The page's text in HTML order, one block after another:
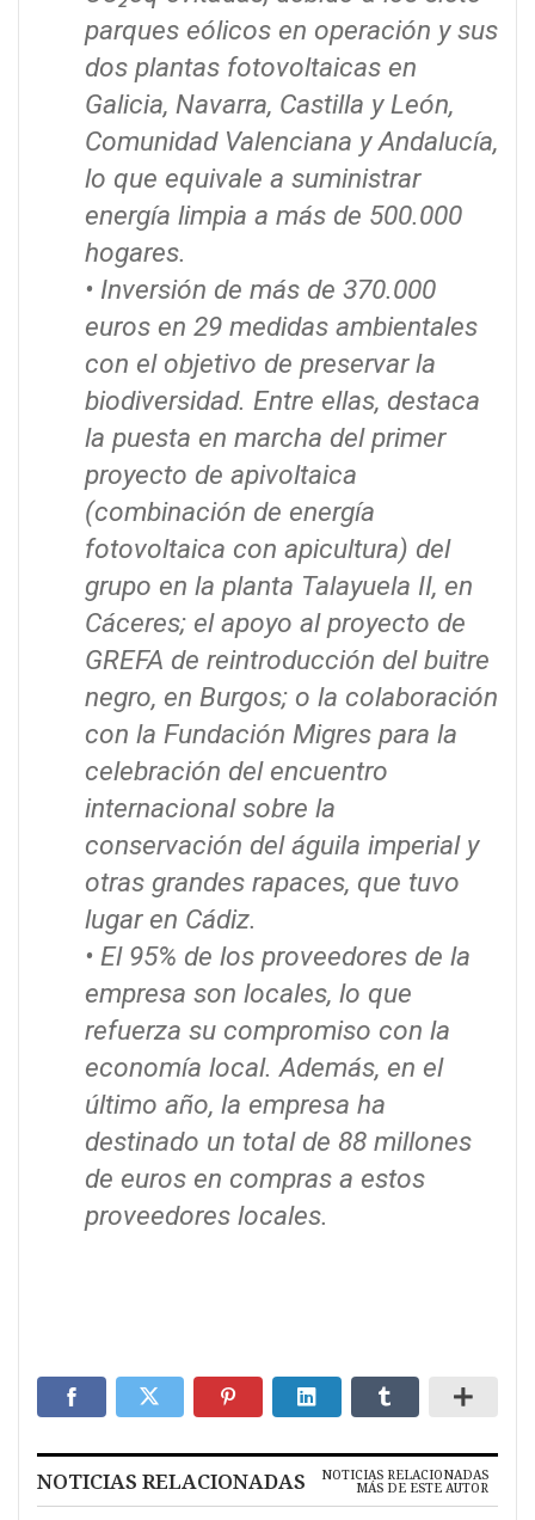
parques eólicos en operación y sus
dos plantas fotovoltaicas en
Galicia, Navarra, Castilla y León,
Comunidad Valenciana y Andalucía,
lo que equivale a suministrar
energía limpia a más de 500.000
hogares.
• Inversión de más de 370.000
euros en 29 medidas ambientales
con el objetivo de preservar la
biodiversidad. Entre ellas, destaca
la puesta en marcha del primer
proyecto de apivoltaica
(combinación de energía
fotovoltaica con apicultura) del
grupo en la planta Talayuela II, en
Cáceres; el apoyo al proyecto de
GREFA de reintroducción del buitre
negro, en Burgos; o la colaboración
con la Fundación Migres para la
celebración del encuentro
internacional sobre la
conservación del águila imperial y
otras grandes rapaces, que tuvo
lugar en Cádiz.
• El 95% de los proveedores de la
empresa son locales, lo que
refuerza su compromiso con la
economía local. Además, en el
último año, la empresa ha
destinado un total de 88 millones
de euros en compras a estos
proveedores locales.
NOTICIAS RELACIONADAS NOTICIAS RELACIONADAS
MÁS DE ESTE AUTOR